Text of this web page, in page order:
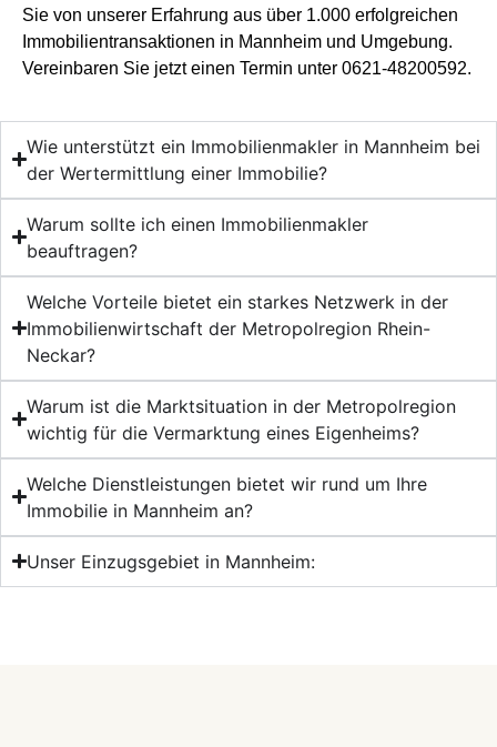
Sie von unserer Erfahrung aus über 1.000 erfolgreichen
Immobilientransaktionen in Mannheim und Umgebung.
Vereinbaren Sie jetzt einen Termin unter 0621-48200592.
Wie unterstützt ein Immobilienmakler in Mannheim bei
der Wertermittlung einer Immobilie?
Warum sollte ich einen Immobilienmakler
beauftragen?
Welche Vorteile bietet ein starkes Netzwerk in der
Immobilienwirtschaft der Metropolregion Rhein-
Neckar?
Warum ist die Marktsituation in der Metropolregion
wichtig für die Vermarktung eines Eigenheims?
Welche Dienstleistungen bietet wir rund um Ihre
Immobilie in Mannheim an?
Unser Einzugsgebiet in Mannheim: